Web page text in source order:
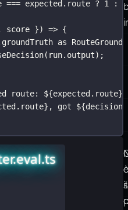
=== expected.route ? 1 : 0
score }) => {
as
(run.output);
route: ${expected.route}
} , got ${
è
il
è